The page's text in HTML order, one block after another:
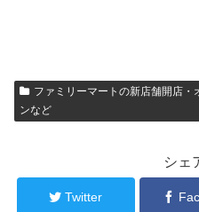
ファミリーマートの新店舗開店
ンなど
シェ
Twitter